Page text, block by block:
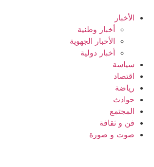
الأخبار
أخبار وطنية
الأخبار الجهوية
أخبار دولية
سياسة
اقتصاد
رياضة
حوادث
المجتمع
فن و ثقافة
صوت و صورة